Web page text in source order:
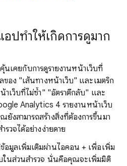
ปทำให้เกิดการดูมาก
นเคยกับการดูรายงานหน้าเว็บที่
ของ "เส้นทางหน้าเว็บ" และเมตริก
าเว็บที่ไม่ซ้ำ" "อัตราตีกลับ" และ
Analytics 4 รายงานหน้าเว็บ
งสามารถสร้างสิ่งที่ต้องการขึ้นมา
รวจได้อย่างง่ายดาย
มูลเพิ่มเติมผ่านไอคอน + เพื่อเพิ่ม
ในส่วนสํารวจ นั่นคือคุณจะเพิ่มมิติ